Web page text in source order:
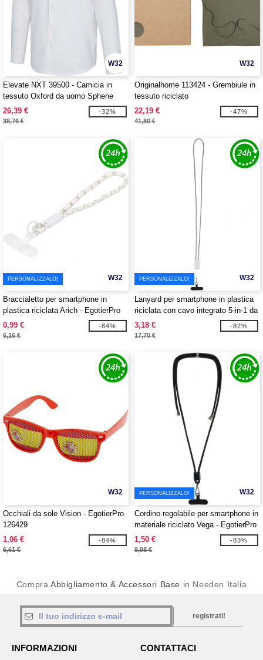
W32
Elevate NXT 39500 - Camicia in
tessuto Oxford da uomo Sphene
26,39 €
38,76 €
-32%
W32
Originalhome 113424 - Grembiule in
tessuto riciclato
22,19 €
41,80 €
-47%
W32
PERSONALIZZALO!
Braccialetto per smartphone in
plastica riciclata Arich - EgotierPro
124488
0,99 €
6,16 €
-84%
W32
PERSONALIZZALO!
Lanyard per smartphone in plastica
riciclata con cavo integrato 5-in-1 da
27 W Anser - EgotierPro 124494
3,18 €
17,70 €
-82%
W32
Occhiali da sole Vision - EgotierPro
126429
1,06 €
6,61 €
-84%
W32
PERSONALIZZALO!
Cordino regolabile per smartphone in
materiale riciclato Vega - EgotierPro
124516
1,50 €
8,98 €
-83%
Compra Abbigliamento & Accessori Base in Needen Italia
registrati!
INFORMAZIONI CONTATTACI